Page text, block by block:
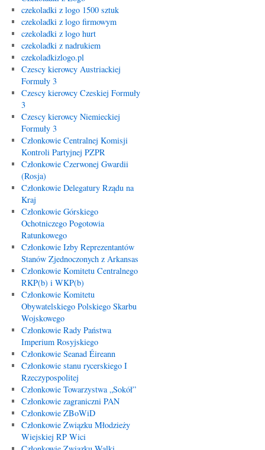
czekoladki z logo 1500 sztuk
czekoladki z logo firmowym
czekoladki z logo hurt
czekoladki z nadrukiem
czekoladkizlogo.pl
Czescy kierowcy Austriackiej
Formuły 3
Czescy kierowcy Czeskiej Formuły
3
Czescy kierowcy Niemieckiej
Formuły 3
Członkowie Centralnej Komisji
Kontroli Partyjnej PZPR
Członkowie Czerwonej Gwardii
(Rosja)
Członkowie Delegatury Rządu na
Kraj
Członkowie Górskiego
Ochotniczego Pogotowia
Ratunkowego
Członkowie Izby Reprezentantów
Stanów Zjednoczonych z Arkansas
Członkowie Komitetu Centralnego
RKP(b) i WKP(b)
Członkowie Komitetu
Obywatelskiego Polskiego Skarbu
Wojskowego
Członkowie Rady Państwa
Imperium Rosyjskiego
Członkowie Seanad Éireann
Członkowie stanu rycerskiego I
Rzeczypospolitej
Członkowie Towarzystwa „Sokół”
Członkowie zagraniczni PAN
Członkowie ZBoWiD
Członkowie Związku Młodzieży
Wiejskiej RP Wici